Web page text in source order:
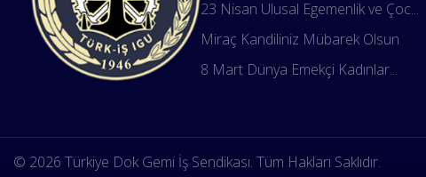
23 Nisan Ulusal Egemenlik ve Çoc...
Miraç Kandiliniz Mübarek Olsun
8 Mart Dünya Emekçi Kadınlar...
© 2026 Türkiye Dok Gemi İş Sendikası. Tüm Hakları Saklıdır.